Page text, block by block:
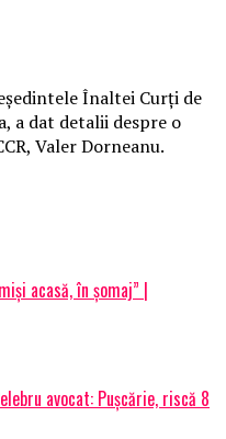
Înaltei Curţi de
a dat detalii despre o
Valer Dorneanu.
acasă, în şomaj” |
avocat: Pușcărie, riscă 8